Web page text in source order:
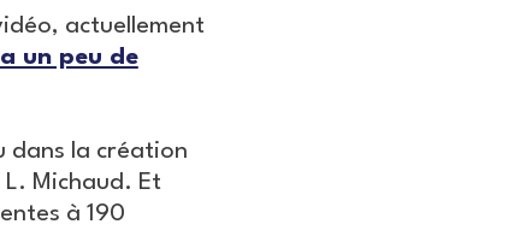
actuellement
un peu de
dans la création
L. Michaud. Et
à 190